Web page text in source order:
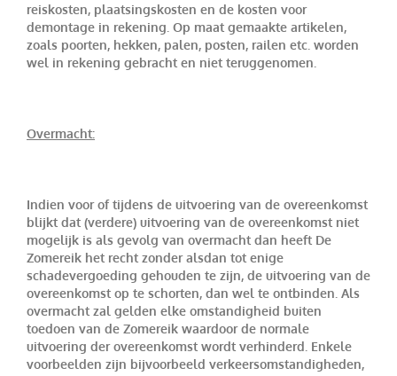
reiskosten, plaatsingskosten en de kosten voor
demontage in rekening. Op maat gemaakte artikelen,
zoals poorten, hekken, palen, posten, railen etc. worden
wel in rekening gebracht en niet teruggenomen.
Overmacht:
Indien voor of tijdens de uitvoering van de overeenkomst
blijkt dat (verdere) uitvoering van de overeenkomst niet
mogelijk is als gevolg van overmacht dan heeft De
Zomereik het recht zonder alsdan tot enige
schadevergoeding gehouden te zijn, de uitvoering van de
overeenkomst op te schorten, dan wel te ontbinden. Als
overmacht zal gelden elke omstandigheid buiten
toedoen van de Zomereik waardoor de normale
uitvoering der overeenkomst wordt verhinderd. Enkele
voorbeelden zijn bijvoorbeeld verkeersomstandigheden,